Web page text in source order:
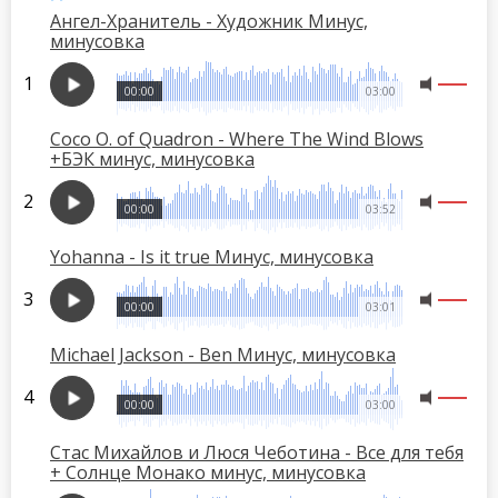
Ангел-Хранитель - Художник Минус,
минусовка
03:00
00:00
Coco O. of Quadron - Where The Wind Blows
+БЭК минус, минусовка
03:52
00:00
Yohanna - Is it true Минус, минусовка
03:01
00:00
Michael Jackson - Ben Минус, минусовка
03:00
00:00
Стас Михайлов и Люся Чеботина - Все для тебя
+ Солнце Монако минус, минусовка